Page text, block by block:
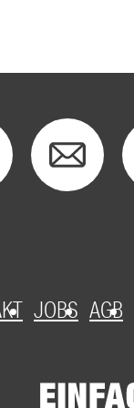
JOBS AGB